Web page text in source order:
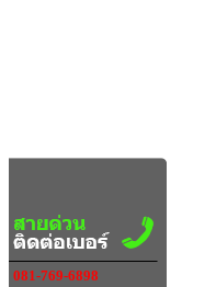
081-769-6898